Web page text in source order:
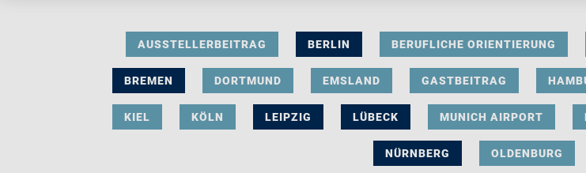
AUSSTELLERBEITRAG BERLIN BERUFLICHE ORIENTIERUNG
BREMEN DORTMUND EMSLAND GASTBEITRAG
KIEL KÖLN LEIPZIG LÜBECK MUNICH AIRPORT
NÜRNBERG OLDENBURG